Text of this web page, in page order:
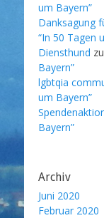
um Bayern”
Danksagung
“In 50 Tagen
Diensthund zu
Bayern”
lgbtqia
um Bayern”
Bayern”
Archiv
Juni 2020
Februar 2020